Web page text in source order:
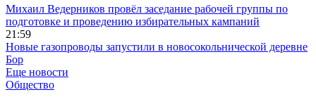
Михаил Ведерников провёл заседание рабочей группы по
подготовке и проведению избирательных кампаний
21:59
Новые газопроводы запустили в новосокольнической деревне
Бор
Еще новости
Общество